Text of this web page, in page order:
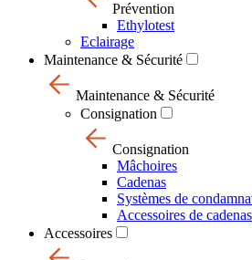
Prévention
Ethylotest
Eclairage
Maintenance & Sécurité
Maintenance & Sécurité
Consignation
Consignation
Mâchoires
Cadenas
Systèmes de
Accessoires de cadenas
Accessoires